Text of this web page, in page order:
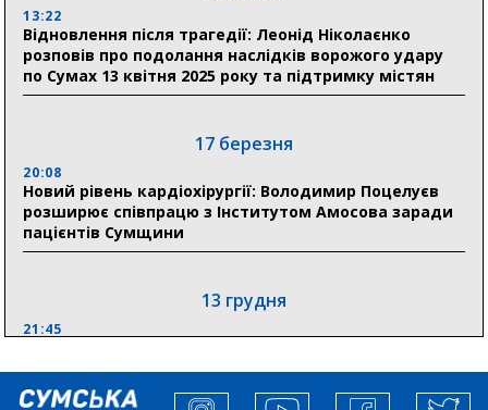
18:33
Олексій Романько долучився до обговорення Плану
стійкості Сумщини з Прем’єр-міністром
Місто посилює міжнародну співпрацю: Суми
отримали 12 потужних станцій для Пунктів обігріву
13:22
Відновлення після трагедії: Леонід Ніколаєнко
розповів про подолання наслідків ворожого удару
по Сумах 13 квітня 2025 року та підтримку містян
17 березня
20:08
Новий рівень кардіохірургії: Володимир Поцелуєв
розширює співпрацю з Інститутом Амосова заради
пацієнтів Сумщини
13 грудня
21:45
збільшити завантаження стратегічних українських
виробників”, – нардеп Максим Гузенко